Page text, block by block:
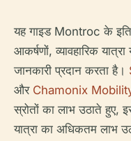
यह गाइड Montroc के
आकर्षणों, व्यावहारिक
जानकारी प्रदान करता है।
और Chamonix
स्रोतों का लाभ उठाते हुए,
यात्रा का अधिकतम लाभ